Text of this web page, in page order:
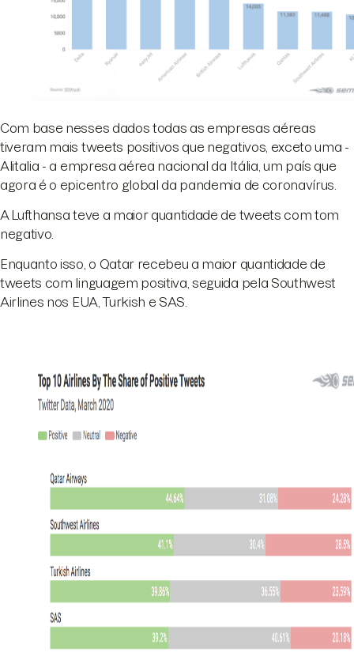
Com base nesses dados todas as empresas aéreas
tiveram mais tweets positivos que negativos, exceto uma -
Alitalia - a empresa aérea nacional da Itália, um país que
agora é o epicentro global da pandemia de coronavírus.
A Lufthansa teve a maior quantidade de tweets com tom
negativo.
Enquanto isso, o Qatar recebeu a maior quantidade de
tweets com linguagem positiva, seguida pela Southwest
Airlines nos EUA, Turkish e SAS.